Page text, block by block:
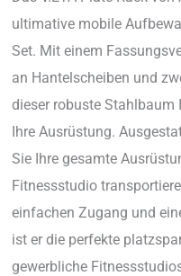
ultimative mobile
Set. Mit einem
an Hantelscheiben und
dieser robuste
Ihre Ausrüstung.
Sie Ihre gesamte
Fitnessstudio
einfachen Zugang und
ist er die perfekte
gewerbliche